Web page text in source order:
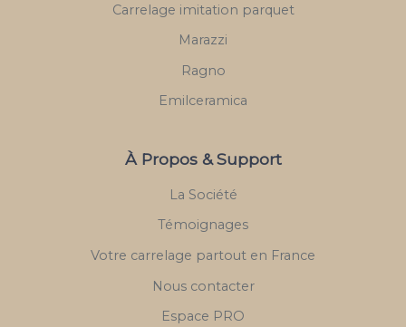
Carrelage imitation parquet
Marazzi
Ragno
Emilceramica
À Propos & Support
La Société
Témoignages
Votre carrelage partout en France
Nous contacter
Espace PRO